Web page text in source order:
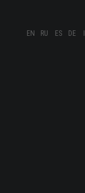
EN RU ES DE